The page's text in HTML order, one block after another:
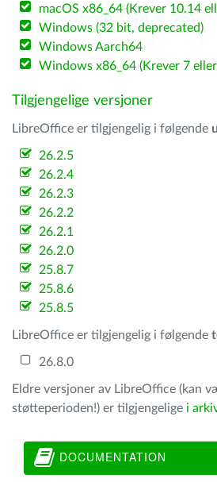
macOS x86_64 (Krever 10.14
Windows (32 bit, deprecated)
Windows Aarch64
Windows x86_64 (Krever 7
Tilgjengelige versjoner
LibreOffice er tilgjengelig i følgende
26.2.5
26.2.4
26.2.3
26.2.2
26.2.1
26.2.0
25.8.7
25.8.6
25.8.5
LibreOffice er tilgjengelig i følgende
26.8.0
Eldre versjoner av LibreOffice (kan
støtteperioden!) er tilgjengelige i
DOCUMENTATION